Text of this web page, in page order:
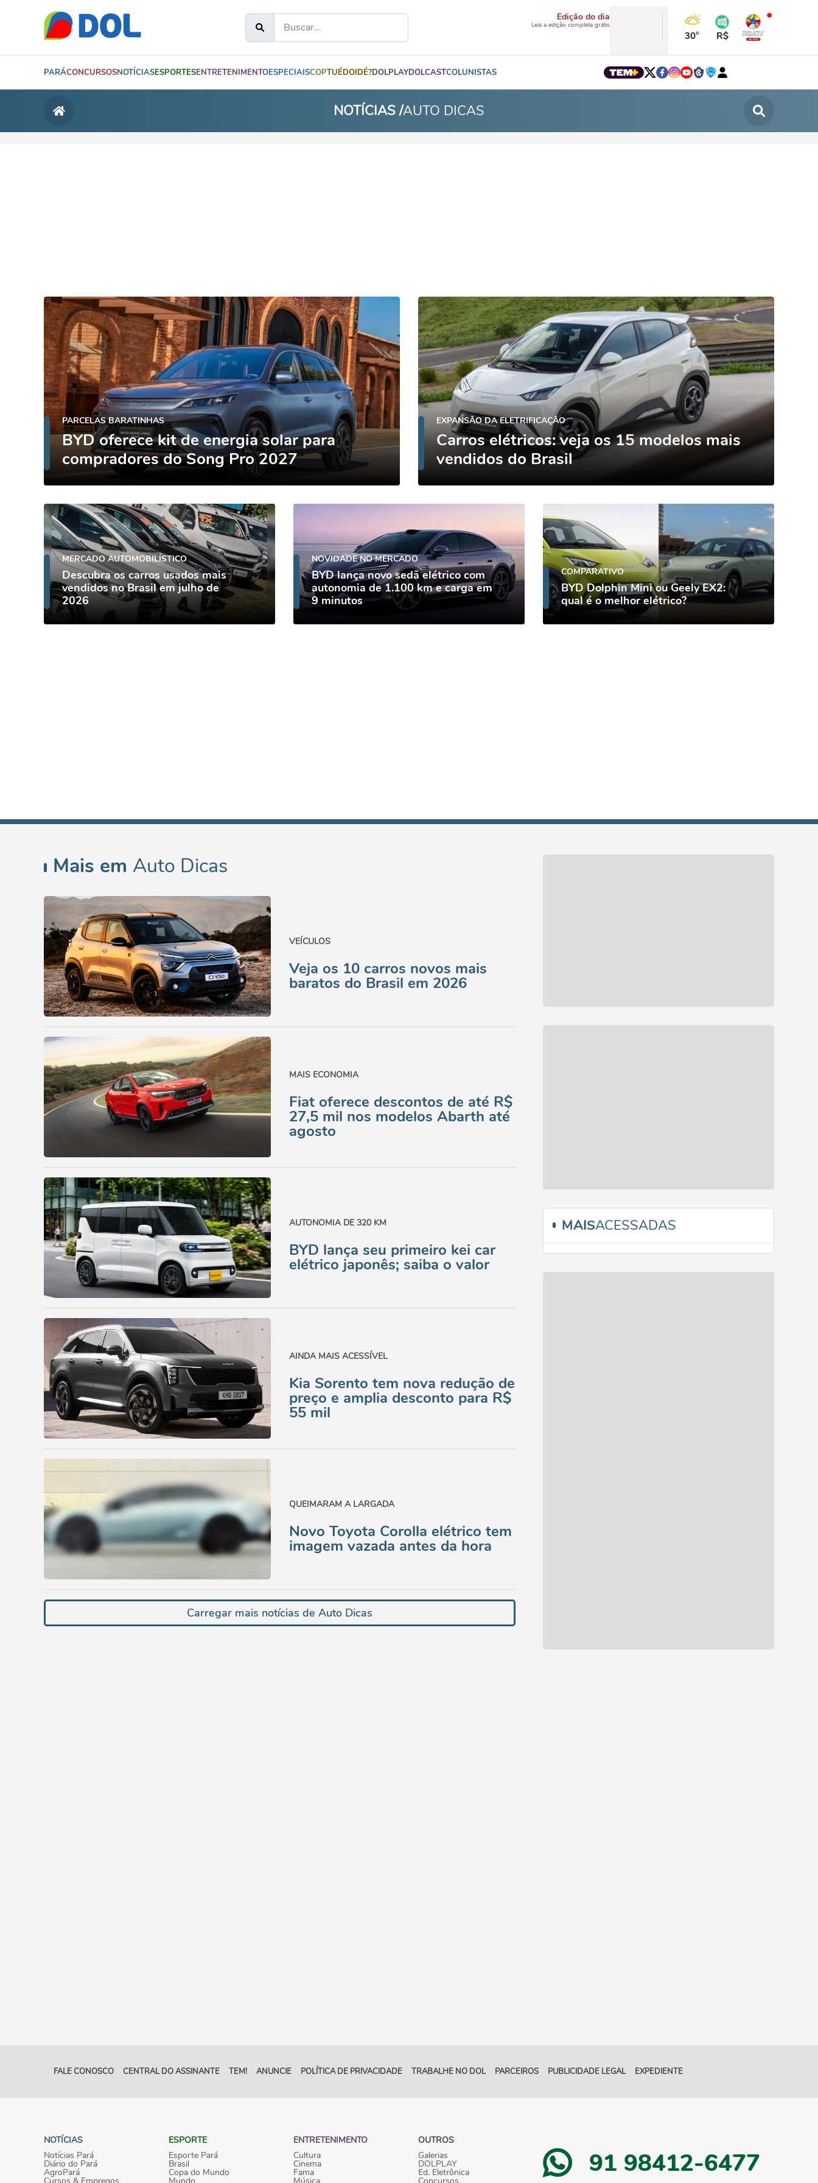
Edição do dia
Leia a edição completa grátis
30° R$
PARÁCONCURSOSNOTÍCIASESPORTESENTRETENIMENTOESPECIAISCOPTUÉDOIDÉ?DOLPLAYDOLCASTCOLUNISTAS
NOTÍCIAS /AUTO DICAS
PARCELAS BARATINHAS
BYD oferece kit de energia solar para
compradores do Song Pro 2027
EXPANSÃO DA ELETRIFICAÇÃO
Carros elétricos: veja os 15 modelos mais
vendidos do Brasil
MERCADO AUTOMOBILÍSTICO
Descubra os carros usados mais
vendidos no Brasil em julho de
2026
NOVIDADE NO MERCADO
BYD lança novo sedã elétrico com
autonomia de 1.100 km e carga em
9 minutos
COMPARATIVO
BYD Dolphin Mini ou Geely EX2:
qual é o melhor elétrico?
Mais em Auto Dicas
VEÍCULOS
Veja os 10 carros novos mais
baratos do Brasil em 2026
MAIS ECONOMIA
Fiat oferece descontos de até R$
27,5 mil nos modelos Abarth até
agosto
AUTONOMIA DE 320 KM
BYD lança seu primeiro kei car
elétrico japonês; saiba o valor
AINDA MAIS ACESSÍVEL
Kia Sorento tem nova redução de
preço e amplia desconto para R$
55 mil
QUEIMARAM A LARGADA
Novo Toyota Corolla elétrico tem
imagem vazada antes da hora
Carregar mais notícias de Auto Dicas
MAISACESSADAS
FALE CONOSCO CENTRAL DO ASSINANTE TEM! ANUNCIE POLÍTICA DE PRIVACIDADE TRABALHE NO DOL PARCEIROS PUBLICIDADE LEGAL EXPEDIENTE
NOTÍCIAS
Notícias Pará
Diário do Pará
AgroPará
Cursos & Empregos
ESPORTE
Esporte Pará
Brasil
Copa do Mundo
Mundo
ENTRETENIMENTO
Cultura
Cinema
Fama
Música
OUTROS
Galerias
DOLPLAY
Ed. Eletrônica
Concursos
91 98412-6477